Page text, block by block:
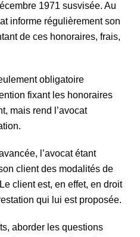
1971 susvisée. Au
informe régulièrement son
de ces honoraires, frais,
obligatoire
fixant les honoraires
mais rend l’avocat
l’avocat étant
client des modalités de
client est, en effet, en droit
qui lui est proposée.
aborder les questions